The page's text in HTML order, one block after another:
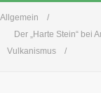
Allgemein
Der „Harte Stein“ bei
Vulkanismus